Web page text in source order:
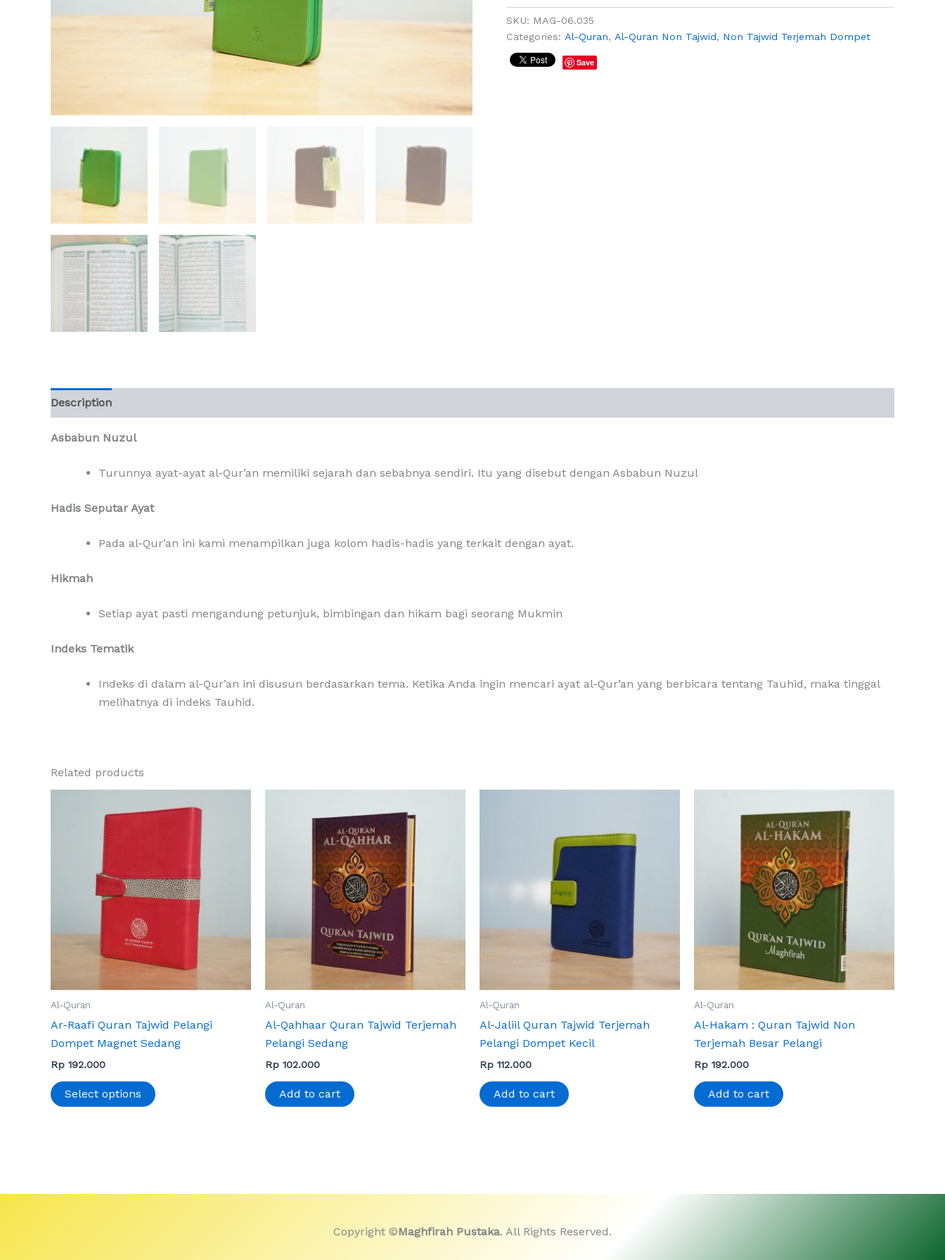
SKU: MAG-06.035
Categories: Al-Quran, Al-Quran Non Tajwid, Non Tajwid Terjemah Dompet
Save
Description
Asbabun Nuzul
Turunnya ayat-ayat al-Qur’an memiliki sejarah dan sebabnya sendiri. Itu yang disebut dengan Asbabun Nuzul
Hadis Seputar Ayat
Pada al-Qur’an ini kami menampilkan juga kolom hadis-hadis yang terkait dengan ayat.
Hikmah
Setiap ayat pasti mengandung petunjuk, bimbingan dan hikam bagi seorang Mukmin
Indeks Tematik
Indeks di dalam al-Qur’an ini disusun berdasarkan tema. Ketika Anda ingin mencari ayat al-Qur’an yang berbicara tentang Tauhid, maka tinggal
melihatnya di indeks Tauhid.
Related products
Al-Quran
Ar-Raafi Quran Tajwid Pelangi
Dompet Magnet Sedang
Rp 192.000
Select options
product
multiple
variants.
The
be
chosen
Al-Quran
Al-Qahhaar Quran Tajwid Terjemah
Pelangi Sedang
Rp 102.000
Add to cart
Al-Quran
Al-Jaliil Quran Tajwid Terjemah
Pelangi Dompet Kecil
Rp 112.000
Add to cart
Al-Quran
Al-Hakam : Quran Tajwid Non
Terjemah Besar Pelangi
Rp 192.000
Add to cart
Copyright ©Maghfirah Pustaka. All Rights Reserved.